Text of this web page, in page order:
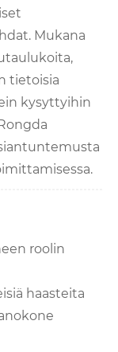
Mukana
tietoisia
kysyttyihin
roolin
haasteita